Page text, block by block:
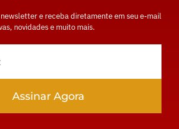
newsletter e receba diretamente em seu e-mail
novidades e muito mais.
Assinar Agora